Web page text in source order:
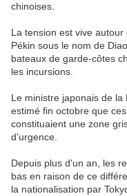
chinoises.
La tension est vive
Pékin sous le nom de
bateaux de garde-côtes
les incursions.
Le ministre japonais de
estimé fin octobre que
constituaient une zone
d'urgence.
Depuis plus d'un an, les
bas en raison de ce
la nationalisation par